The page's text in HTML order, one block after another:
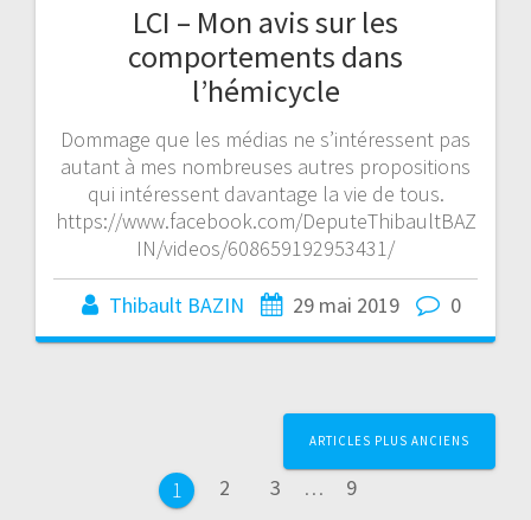
LCI – Mon avis sur les
comportements dans
l’hémicycle
Dommage que les médias ne s’intéressent pas
autant à mes nombreuses autres propositions
qui intéressent davantage la vie de tous.
https://www.facebook.com/DeputeThibaultBAZ
IN/videos/608659192953431/
Thibault BAZIN 29 mai 2019 0
1 2 3 … 9
ARTICLES PLUS ANCIENS